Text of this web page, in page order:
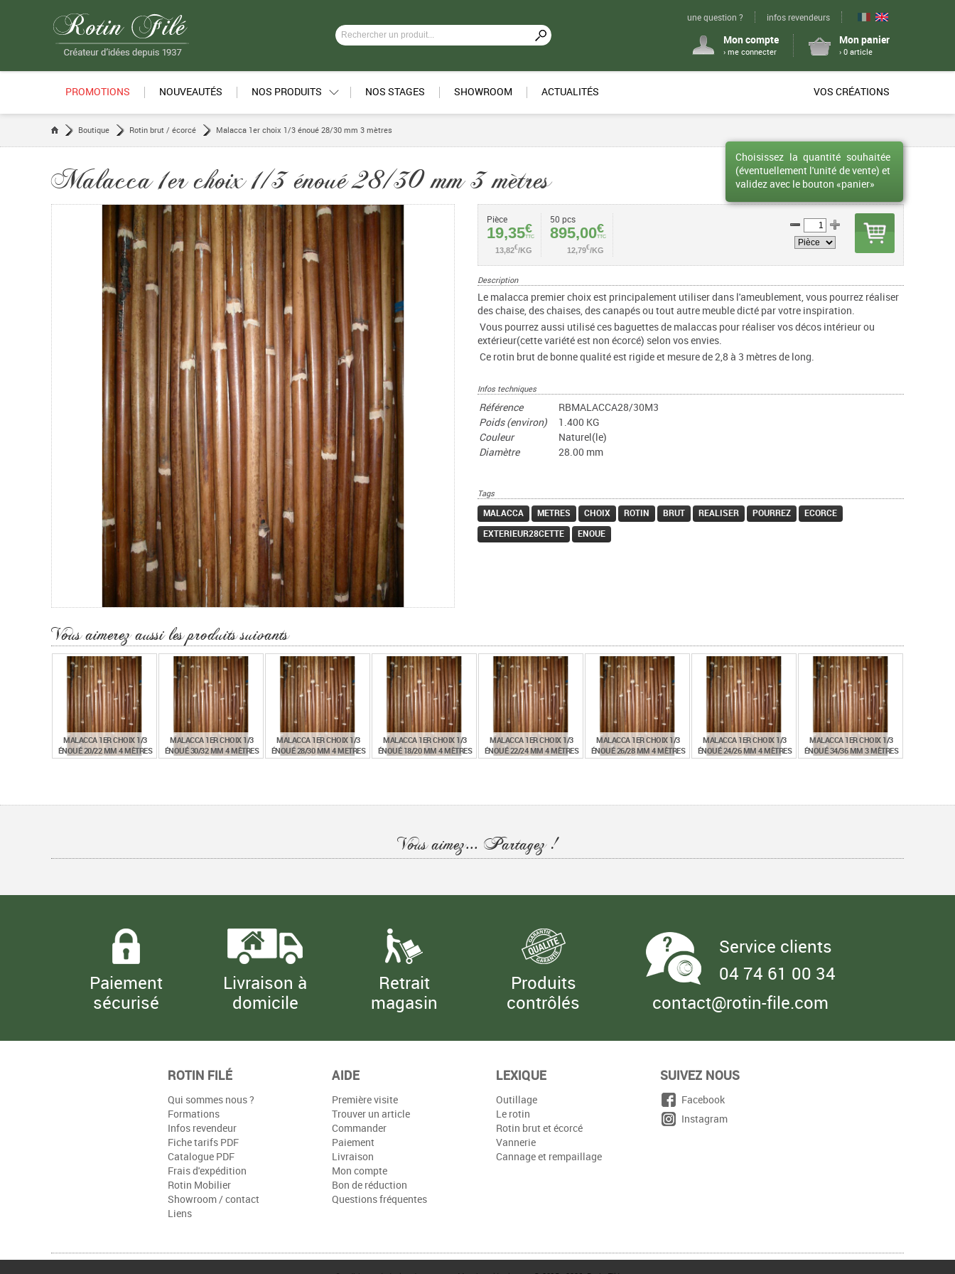
Mon compte
› me connecter
Mon panier
› 0 article
une question ? infos revendeurs
PROMOTIONS NOUVEAUTÉS NOS PRODUITS NOS STAGES SHOWROOM ACTUALITÉS VOS CRÉATIONS
Boutique Rotin brut / écorcé Malacca 1er choix 1/3 énoué 28/30 mm 3 mètres
Malacca 1er choix 1/3 énoué 28/30 mm 3 mètres
Pièce
19,35€
TTC
13,82€/KG
50 pcs
895,00€
TTC
12,79€/KG
Description
Le malacca premier choix est principalement utiliser dans l'ameublement, vous pourrez réaliser
des chaise, des chaises, des canapés ou tout autre meuble dicté par votre inspiration.
Vous pourrez aussi utilisé ces baguettes de malaccas pour réaliser vos décos intérieur ou
extérieur(cette variété est non écorcé) selon vos envies.
Ce rotin brut de bonne qualité est rigide et mesure de 2,8 à 3 mètres de long.
Infos techniques
Référence
RBMALACCA28/30M3
Poids (environ)
1.400 KG
Couleur
Naturel(le)
Diamètre
28.00 mm
Tags
MALACCA METRES CHOIX ROTIN BRUT REALISER POURREZ
ECORCE
EXTERIEUR28CETTE
ENOUE
Vous aimerez aussi les produits suivants
MALACCA 1ER CHOIX 1/3
ÉNOUÉ 20/22 MM 4 MÈTRES
MALACCA 1ER CHOIX 1/3
ÉNOUÉ 30/32 MM 4 MÈTRES
MALACCA 1ER CHOIX 1/3
ÉNOUÉ 28/30 MM 4 METRES
MALACCA 1ER CHOIX 1/3
ÉNOUÉ 18/20 MM 4 MÈTRES
MALACCA 1ER CHOIX 1/3
ÉNOUÉ 22/24 MM 4 MÈTRES
MALACCA 1ER CHOIX 1/3
ÉNOUÉ 26/28 MM 4 MÈTRES
MALACCA 1ER CHOIX 1/3
ÉNOUÉ 24/26 MM 4 MÈTRES
MALACCA 1ER CHOIX 1/3
ÉNOUÉ 34/36 MM 3 MÈTRES
ÉNOUÉ 16/18 MM 3 MÈTRES
€
TTC
ÉNOUÉ 22/24 MM 3 MÈTRES
Vous aimez... Partagez !
Paiement
sécurisé
Livraison à
domicile
Retrait
magasin
Produits
contrôlés
Service clients
04 74 61 00 34
contact@rotin-file.com
ROTIN FILÉ
Qui sommes nous ?
Formations
Infos revendeur
Fiche tarifs PDF
Catalogue PDF
Frais d'expédition
Rotin Mobilier
Showroom / contact
Liens
AIDE
Première visite
Trouver un article
Commander
Paiement
Livraison
Mon compte
Bon de réduction
Questions fréquentes
LEXIQUE
Outillage
Le rotin
Rotin brut et écorcé
Vannerie
Cannage et rempaillage
SUIVEZ NOUS
Facebook
Instagram
Choisissez la quantité souhaitée
(éventuellement l'unité de vente) et
validez avec le bouton «panier»